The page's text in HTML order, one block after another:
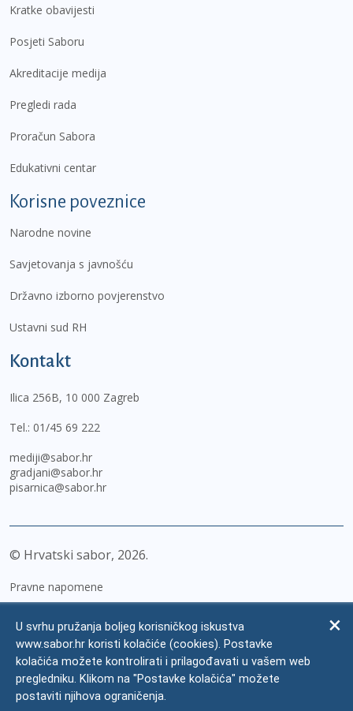
Kratke obavijesti
Posjeti Saboru
Akreditacije medija
Pregledi rada
Proračun Sabora
Edukativni centar
Korisne poveznice
Narodne novine
Savjetovanja s javnošću
Državno izborno povjerenstvo
Ustavni sud RH
Kontakt
Ilica 256B, 10 000 Zagreb
Tel.: 01/45 69 222
mediji@sabor.hr
gradjani@sabor.hr
pisarnica@sabor.hr
© Hrvatski sabor, 2026
Pravne napomene
Zaštita osobnih podataka
Impressum
Česta pitanja
U svrhu pružanja boljeg korisničkog iskustva
www.sabor.hr koristi kolačiće (cookies). Postavke
kolačića možete kontrolirati i prilagođavati u vašem web
pregledniku. Klikom na "Postavke kolačića" možete
postaviti njihova ograničenja.